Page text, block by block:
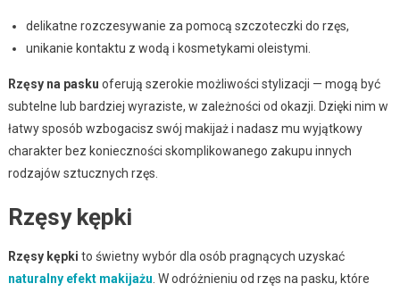
delikatne rozczesywanie za pomocą szczoteczki do rzęs,
unikanie kontaktu z wodą i kosmetykami oleistymi.
Rzęsy na pasku oferują szerokie możliwości stylizacji — mogą być
subtelne lub bardziej wyraziste, w zależności od okazji. Dzięki nim w
łatwy sposób wzbogacisz swój makijaż i nadasz mu wyjątkowy
charakter bez konieczności skomplikowanego zakupu innych
rodzajów sztucznych rzęs.
Rzęsy kępki
Rzęsy kępki to świetny wybór dla osób pragnących uzyskać
naturalny efekt makijażu . W odróżnieniu od rzęs na pasku, które